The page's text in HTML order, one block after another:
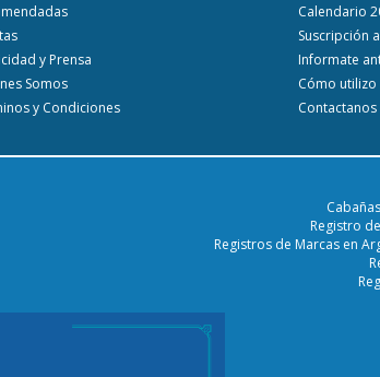
y Prensa
Somos
y Condiciones
Calendario
Suscripción
Informate
Cómo utilizo
Registro
Registros de Marcas en